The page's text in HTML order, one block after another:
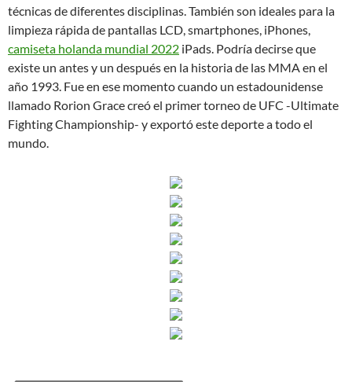
técnicas de diferentes disciplinas. También son ideales para la
limpieza rápida de pantallas LCD, smartphones, iPhones,
camiseta holanda mundial 2022 iPads. Podría decirse que
existe un antes y un después en la historia de las MMA en el
año 1993. Fue en ese momento cuando un estadounidense
llamado Rorion Grace creó el primer torneo de UFC -Ultimate
Fighting Championship- y exportó este deporte a todo el
mundo.